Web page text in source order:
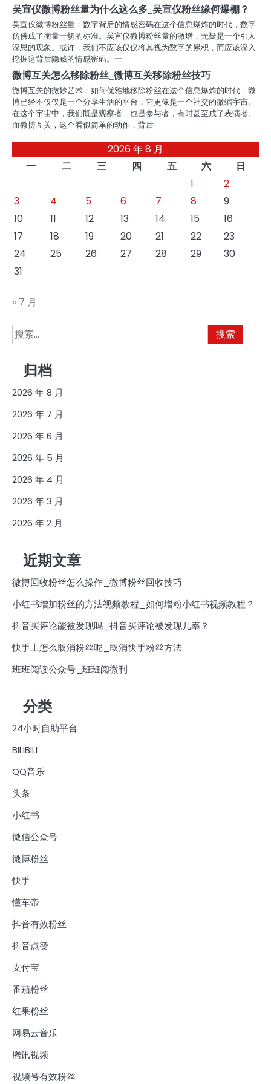
吴宣仪微博粉丝量为什么这么多_吴宣仪粉丝缘何爆棚？
吴宣仪微博粉丝量：数字背后的情感密码在这个信息爆炸的时代，数字
仿佛成了衡量一切的标准。吴宣仪微博粉丝量的激增，无疑是一个引人
深思的现象。或许，我们不应该仅仅将其视为数字的累积，而应该深入
挖掘这背后隐藏的情感密码。一
微博互关怎么移除粉丝_微博互关移除粉丝技巧
微博互关的微妙艺术：如何优雅地移除粉丝在这个信息爆炸的时代，微
博已经不仅仅是一个分享生活的平台，它更像是一个社交的微缩宇宙。
在这个宇宙中，我们既是观察者，也是参与者，有时甚至成了表演者。
而微博互关，这个看似简单的动作，背后
2026 年 8 月
一
二 三 四 五 六
日
1
2
3
4 5 6 7 8
9
10
11 12 13 14 15
16
17
18 19 20 21 22
23
24
25 26 27 28 29
30
31
« 7 月
搜
索：
归档
2026 年 8 月
2026 年 7 月
2026 年 6 月
2026 年 5 月
2026 年 4 月
2026 年 3 月
2026 年 2 月
近期文章
微博回收粉丝怎么操作_微博粉丝回收技巧
小红书增加粉丝的方法视频教程_如何增粉小红书视频教程？
抖音买评论能被发现吗_抖音买评论被发现几率？
快手上怎么取消粉丝呢_取消快手粉丝方法
班班阅读公众号_班班阅微刊
分类
24小时自助平台
BILIBILI
QQ音乐
头条
小红书
微信公众号
微博粉丝
快手
懂车帝
抖音有效粉丝
抖音点赞
支付宝
番茄粉丝
红果粉丝
网易云音乐
腾讯视频
视频号有效粉丝